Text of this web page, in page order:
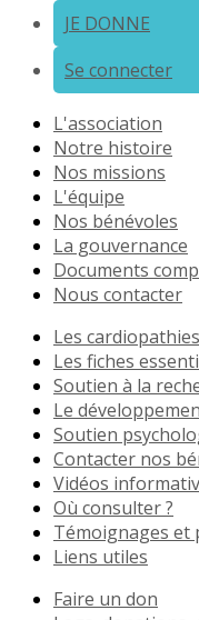
JE DONNE
Se connecter
L'association
Notre histoire
Nos missions
L'équipe
Nos bénévoles
La gouvernance
Documents
Nous contacter
Les
Les fiches
Soutien à la
Le
Soutien
Contacter nos
Vidéos
Où consulter ?
Témoignages et
Liens utiles
Faire un don